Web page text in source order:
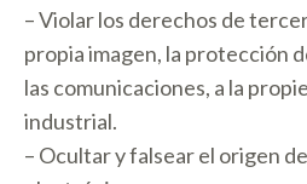
– Violar los derechos de
propia imagen, la protección
las comunicaciones, a la
industrial.
– Ocultar y falsear el origen